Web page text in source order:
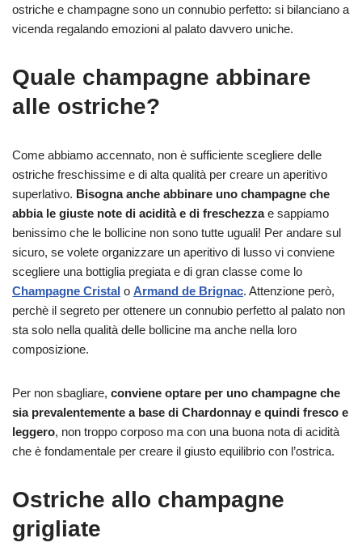
ostriche e champagne sono un connubio perfetto: si bilanciano a
vicenda regalando emozioni al palato davvero uniche.
Quale champagne abbinare
alle ostriche?
Come abbiamo accennato, non è sufficiente scegliere delle
ostriche freschissime e di alta qualità per creare un aperitivo
superlativo. Bisogna anche abbinare uno champagne che
abbia le giuste note di acidità e di freschezzae sappiamo
benissimo che le bollicine non sono tutte uguali! Per andare sul
sicuro, se volete organizzare un aperitivo di lusso vi conviene
scegliere una bottiglia pregiata e di gran classe come lo
Champagne Cristal o Armand de Brignac. Attenzione però,
perchè il segreto per ottenere un connubio perfetto al palato non
sta solo nella qualità delle bollicine ma anche nella loro
composizione.
Per non sbagliare, conviene optare per uno champagne che
sia prevalentemente a base di Chardonnay e quindi fresco e
leggero, non troppo corposo ma con una buona nota di acidità
che è fondamentale per creare il giusto equilibrio con l’ostrica.
Ostriche allo champagne
grigliate